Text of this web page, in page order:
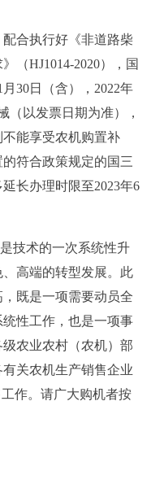
合执行好《非道路柴
（HJ1014-2020），国
30日（含），2022年
（以发票日期为准），
能享受农机购置补
的符合政策规定的国三
长办理时限至2023年6
技术的一次系统性升
高端的转型发展。此
既是一项需要动员全
性工作，也是一项事
农业农村（农机）部
关农机生产销售企业
作。请广大购机者按